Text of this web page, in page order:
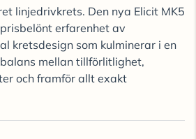
linjedrivkrets. Den nya Elicit MK5
erfarenhet av
kretsdesign som kulminerar i en
mellan tillförlitlighet,
och framför allt exakt